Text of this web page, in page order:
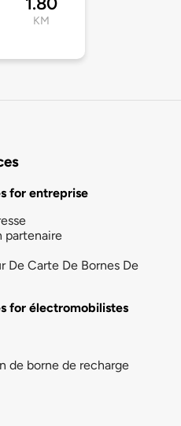
KM
for entreprise
partenaire
De Carte De Bornes De
for électromobilistes
de borne de recharge